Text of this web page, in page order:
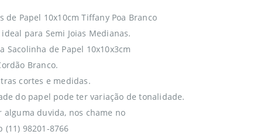
de Papel 10x10cm Tiffany Poa Branco
para Semi Joias Medianas.
Sacolinha de Papel 10x10x3cm
Branco.
cortes e medidas.
do papel pode ter variação de tonalidade.
alguma duvida, nos chame no
(11) 98201-8766